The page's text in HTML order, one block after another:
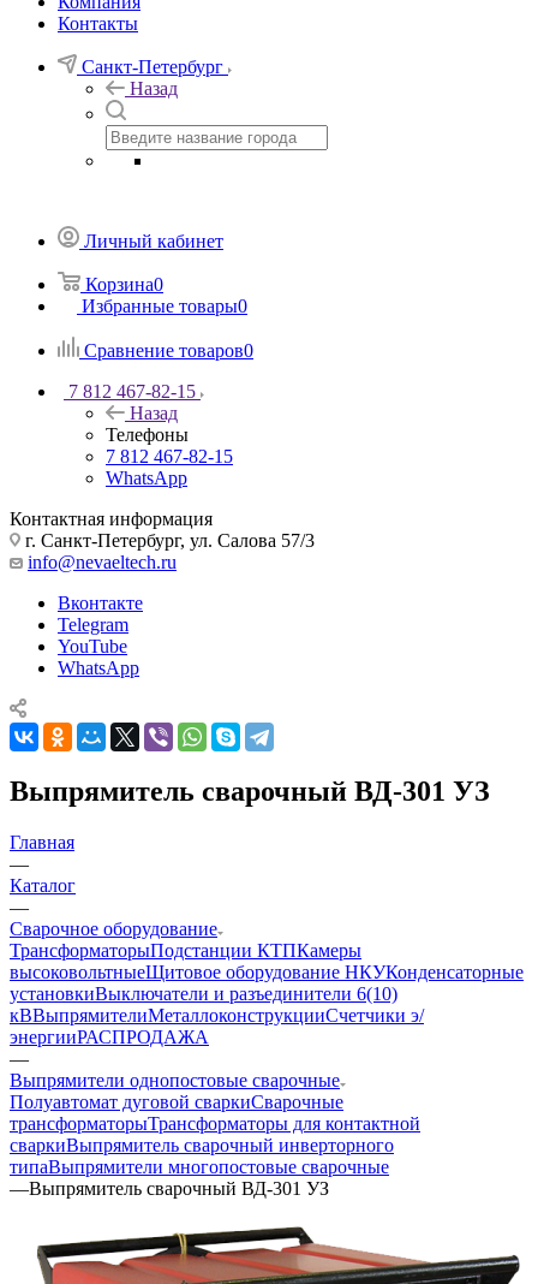
Контакты
Санкт-Петербург
Назад
Личный кабинет
Корзина0
Избранные товары0
Сравнение товаров0
7 812 467-82-15
Назад
Телефоны
7 812 467-82-15
WhatsApp
Контактная информация
г. Санкт-Петербург, ул. Салова 57/3
info@nevaeltech.ru
Вконтакте
Telegram
YouTube
WhatsApp
Выпрямитель сварочный ВД-301 УЗ
Главная
—
Каталог
—
Сварочное оборудование
ТрансформаторыПодстанции КТПКамеры
высоковольтныеЩитовое оборудование НКУКонденсаторные
установкиВыключатели и разъединители 6(10)
кВВыпрямителиМеталлоконструкцииСчетчики э/
энергииРАСПРОДАЖА
—
Выпрямители однопостовые сварочные
Полуавтомат дуговой сваркиСварочные
трансформаторыТрансформаторы для контактной
сваркиВыпрямитель сварочный инверторного
типаВыпрямители многопостовые сварочные
—Выпрямитель сварочный ВД-301 УЗ